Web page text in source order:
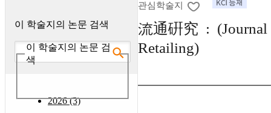
이 학술지의 논문 검색
이 학술지의 논문 검
색
2026 (3)
관심학술지
流通硏究 : (Journal
Retailing)